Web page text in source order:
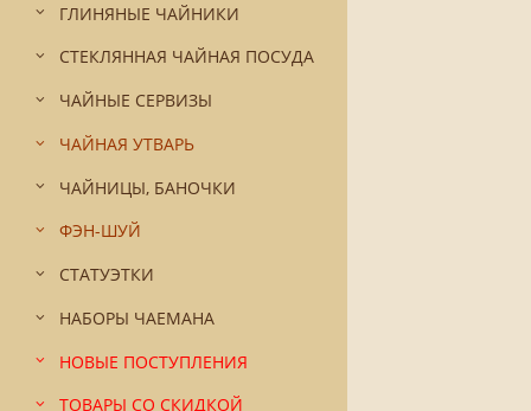
ГЛИНЯНЫЕ ЧАЙНИКИ
СТЕКЛЯННАЯ ЧАЙНАЯ ПОСУДА
ЧАЙНЫЕ СЕРВИЗЫ
ЧАЙНАЯ УТВАРЬ
ЧАЙНИЦЫ, БАНОЧКИ
ФЭН-ШУЙ
СТАТУЭТКИ
НАБОРЫ ЧАЕМАНА
НОВЫЕ ПОСТУПЛЕНИЯ
ТОВАРЫ СО СКИДКОЙ